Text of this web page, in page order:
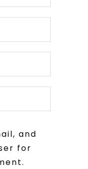
and
for